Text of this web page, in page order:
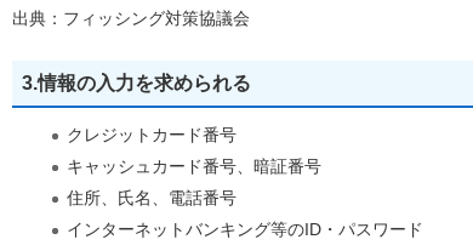
出典：フィッシング対策協議会
3.情報の入力を求められる
クレジットカード番号
キャッシュカード番号、暗証番号
住所、氏名、電話番号
インターネットバンキング等のID・パスワード